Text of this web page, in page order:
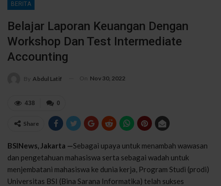
BERITA
Belajar Laporan Keuangan Dengan
Workshop Dan Test Intermediate
Accounting
By Abdul Latif On Nov 30, 2022
0
438
Share
BSINews, Jakarta —Sebagai upaya untuk menambah wawasan
dan pengetahuan mahasiswa serta sebagai wadah untuk
menjembatani mahasiswa ke dunia kerja, Program Studi (prodi)
Universitas BSI (Bina Sarana Informatika) telah sukses